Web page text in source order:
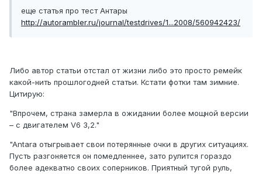
еще статья про тест Антары
http://autorambler.ru/journal/testdrives/1...2008/560942423/
Либо автор статьи отстал от жизни либо это просто ремейк
какой-нить прошлогодней статьи. Кстати фотки там зимние.
Цитирую:
"Впрочем, страна замерла в ожидании более мощной версии
– с двигателем V6 3,2."
"Antara отыгрывает свои потерянные очки в других ситуациях.
Пусть разгоняется он помедленнее, зато рулится гораздо
более адекватно своих соперников. Приятный тугой руль,